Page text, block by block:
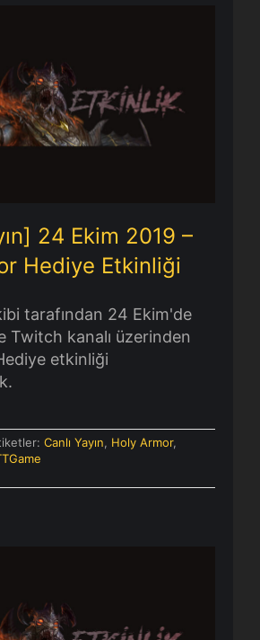
24 Ekim 2019 – Holy
Hediye Etkinliği
24 Ekim 2019 –
Hediye Etkinliği
tarafından 24 Ekim'de
Twitch kanalı üzerinden
etkinliği
Canlı Yayın, Holy Armor,